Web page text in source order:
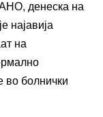
денеска на
најавија
на
во болнички